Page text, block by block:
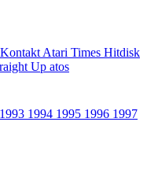
Atari Times Hitdisk
Up atos
1993 1994 1995 1996 1997